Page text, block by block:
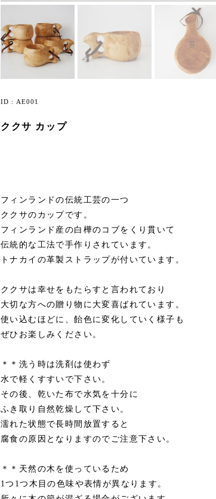
ID : AE001
ククサ カップ
フィンランドの伝統工芸の一つ
ククサのカップです。
フィンランド産の白樺のコブをくり貫いて
伝統的な工法で手作りされています。
トナカイの革製ストラップが付いています。
ククサは幸せをもたらすと言われており
大切な方への贈り物に大変喜ばれています。
使い込むほどに、飴色に変化していく様子も
ぜひお楽しみください。
＊＊洗う時は洗剤は使わず
水で軽くすすいで下さい。
その後、乾いた布で水気を十分に
ふき取り自然乾燥して下さい。
濡れた状態で長時間放置すると
腐食の原因となりますのでご注意下さい。
＊＊天然の木を使っているため
1つ1つ木目の色味や表情が異なります。